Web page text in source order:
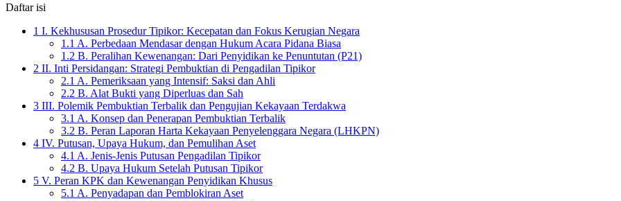
Daftar isi
1 I. Kekhususan Prosedur Tipikor: Kecepatan dan Fokus Kerugian Negara
1.1 A. Perbedaan Mendasar dengan Hukum Acara Pidana Biasa
1.2 B. Peralihan Kewenangan: Dari Penyidikan ke Penuntutan (P21)
2 II. Inti Persidangan: Strategi Pembuktian di Pengadilan Tipikor
2.1 A. Pemeriksaan yang Intensif: Saksi dan Ahli
2.2 B. Alat Bukti yang Diperluas dan Sah
3 III. Polemik Pembuktian Terbalik dan Pengujian Kekayaan Terdakwa
3.1 A. Konsep dan Penerapan Pembuktian Terbalik
3.2 B. Peran Laporan Harta Kekayaan Penyelenggara Negara (LHKPN)
4 IV. Putusan, Upaya Hukum, dan Pemulihan Aset
4.1 A. Jenis-Jenis Putusan Pengadilan Tipikor
4.2 B. Upaya Hukum Setelah Putusan Tipikor
5 V. Peran KPK dan Kewenangan Penyidikan Khusus
5.1 A. Penyadapan dan Pemblokiran Aset